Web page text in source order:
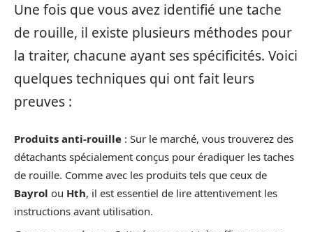
Une fois que vous avez identifié une tache
de rouille, il existe plusieurs méthodes pour
la traiter, chacune ayant ses spécificités. Voici
quelques techniques qui ont fait leurs
preuves :
Produits anti-rouille : Sur le marché, vous trouverez des
détachants spécialement conçus pour éradiquer les taches
de rouille. Comme avec les produits tels que ceux de
Bayrol ou Hth, il est essentiel de lire attentivement les
instructions avant utilisation.